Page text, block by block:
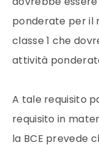
ponderate per il
classe 1 che
attività
A tale requisito
requisito in
la BCE prevede